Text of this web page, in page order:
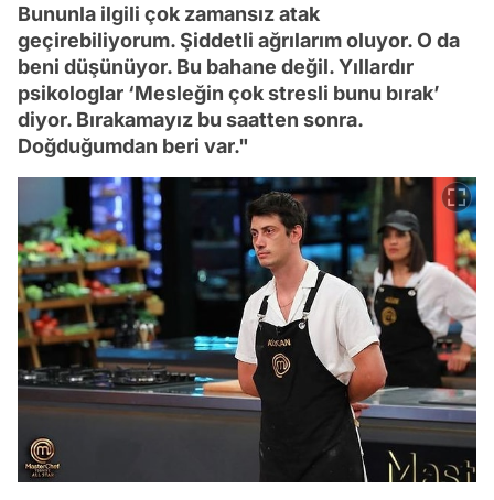
Bununla ilgili çok zamansız atak
geçirebiliyorum. Şiddetli ağrılarım oluyor. O da
beni düşünüyor. Bu bahane değil. Yıllardır
psikologlar ‘Mesleğin çok stresli bunu bırak’
diyor. Bırakamayız bu saatten sonra.
Doğduğumdan beri var."